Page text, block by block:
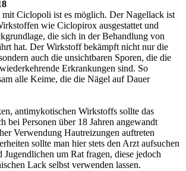
Ciclopoli ist es möglich. Der Nagellack ist
wie Ciclopirox ausgestattet und
die sich in der Behandlung von
hat. Der Wirkstoff bekämpft nicht nur die
auch die unsichtbaren Sporen, die die
Erkrankungen sind. So
alle Keime, die die Nägel auf Dauer
antimykotischen Wirkstoffs sollte das
bei Personen über 18 Jahren angewandt
Verwendung Hautreizungen auftreten
sollte man hier stets den Arzt aufsuchen
um Rat fragen, diese jedoch
Lack selbst verwenden lassen.